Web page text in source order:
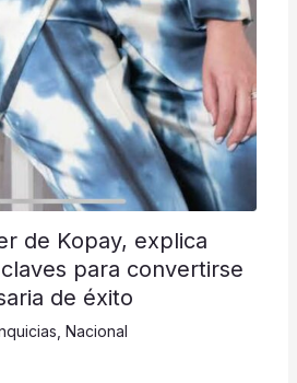
de Kopay, explica
para convertirse
de éxito
Nacional